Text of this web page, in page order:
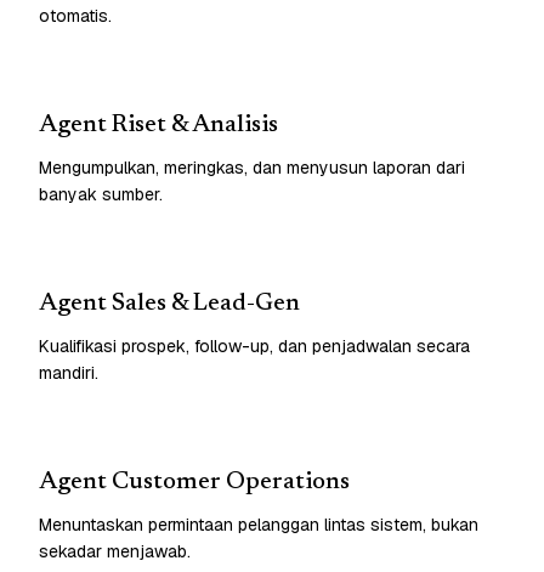
otomatis.
Agent Riset & Analisis
Mengumpulkan, meringkas, dan menyusun laporan dari
banyak sumber.
Agent Sales & Lead-Gen
Kualifikasi prospek, follow-up, dan penjadwalan secara
mandiri.
Agent Customer Operations
Menuntaskan permintaan pelanggan lintas sistem, bukan
sekadar menjawab.